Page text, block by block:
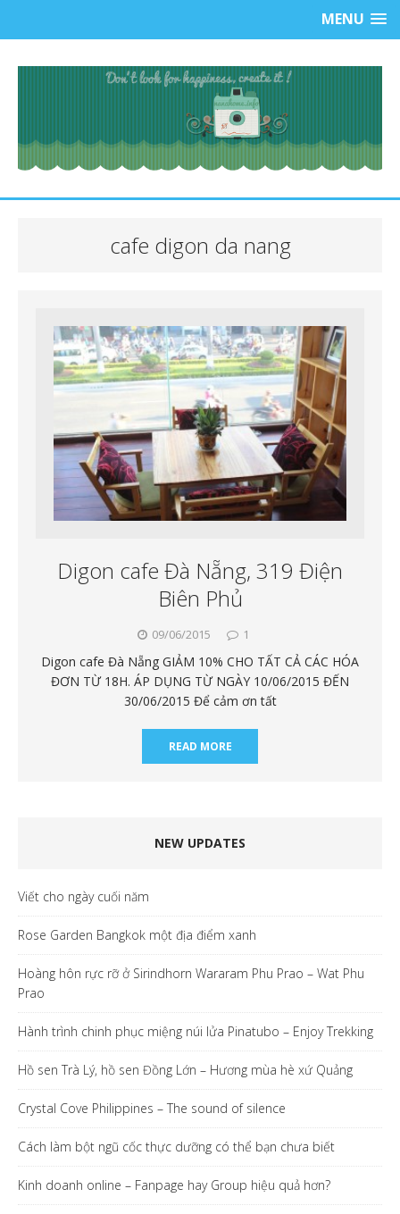
MENU
cafe digon da nang
Digon cafe Đà Nẵng, 319 Điện
Biên Phủ
09/06/2015 1
Digon cafe Đà Nẵng GIẢM 10% CHO TẤT CẢ CÁC HÓA
ĐƠN TỪ 18H. ÁP DỤNG TỪ NGÀY 10/06/2015 ĐẾN
30/06/2015 Để cảm ơn tất
READ MORE
NEW UPDATES
Viết cho ngày cuối năm
Rose Garden Bangkok một địa điểm xanh
Hoàng hôn rực rỡ ở Sirindhorn Wararam Phu Prao – Wat Phu
Prao
Hành trình chinh phục miệng núi lửa Pinatubo – Enjoy Trekking
Hồ sen Trà Lý, hồ sen Đồng Lớn – Hương mùa hè xứ Quảng
Crystal Cove Philippines – The sound of silence
Cách làm bột ngũ cốc thực dưỡng có thể bạn chưa biết
Kinh doanh online – Fanpage hay Group hiệu quả hơn?